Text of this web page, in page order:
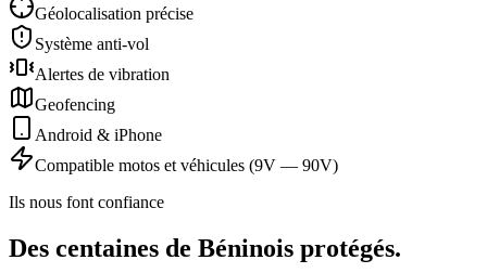
Géolocalisation précise
Système anti-vol
Alertes de vibration
Geofencing
Android & iPhone
Compatible motos et véhicules (9V — 90V)
Ils nous font confiance
Des centaines de Béninois protégés.